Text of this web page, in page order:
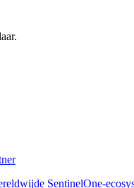
SentinelOne-